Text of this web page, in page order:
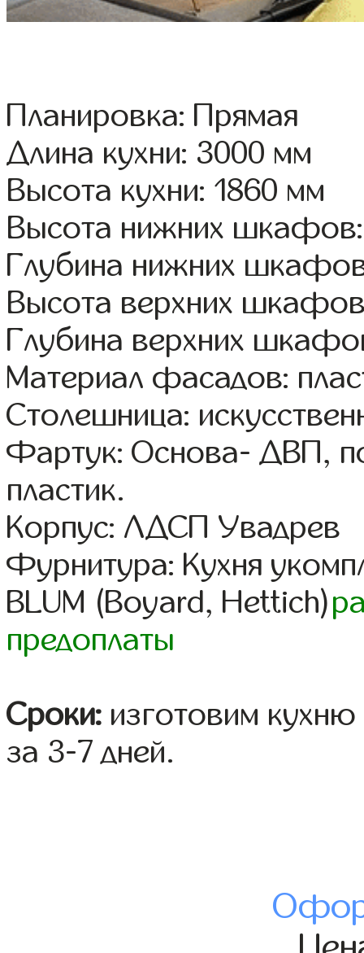
Планировка: Прямая
Длина кухни: 3000 мм
Высота кухни: 1860 мм
Высота нижних
Глубина нижних
Высота верхних
Глубина верхних
Материал фасадов:
Столешница:
Фартук: Основа- ДВП,
пластик.
Корпус: ЛДСП Увадрев
Фурнитура: Кухня
BLUM (Boyard, Hettich)
предоплаты
Сроки: изготовим
за 3-7 дней.